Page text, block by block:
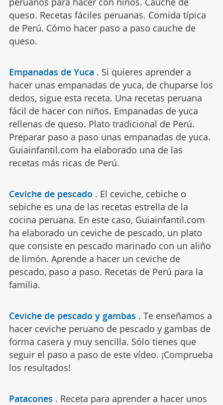
queso. Recetas fáciles peruanas. Comida típica
de Perú. Cómo hacer paso a paso cauche de
queso.
Empanadas de Yuca . Si quieres aprender a
hacer unas empanadas de yuca, de chuparse los
dedos, sigue esta receta. Una recetas peruana
fácil de hacer con niños. Empanadas de yuca
rellenas de queso. Plato tradicional de Perú.
Preparar paso a paso unas empanadas de yuca.
Guiainfantil.com ha elaborado una de las
recetas más ricas de Perú.
Ceviche de pescado . El ceviche, cebiche o
sebiche es una de las recetas estrella de la
cocina peruana. En este caso, Guiainfantil.com
ha elaborado un ceviche de pescado, un plato
que consiste en pescado marinado con un aliño
de limón. Aprende a hacer un ceviche de
pescado, paso a paso. Recetas de Perú para la
familia.
Ceviche de pescado y gambas . Te enseñamos a
hacer ceviche peruano de pescado y gambas de
forma casera y muy sencilla. Sólo tienes que
seguir el paso a paso de este vídeo. ¡Comprueba
los resultados!
Patacones . Receta para aprender a hacer unos